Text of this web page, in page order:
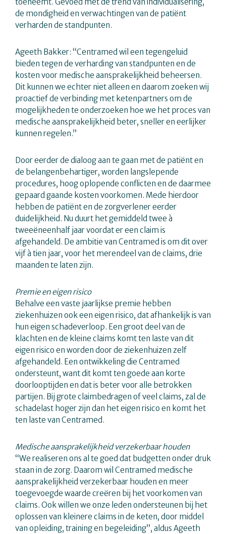
de mondigheid en verwachtingen van de patiënt
verharden de standpunten.
Ageeth Bakker: “Centramed wil een tegengeluid
bieden tegen de verharding van standpunten en de
kosten voor medische aansprakelijkheid beheersen.
Dit kunnen we echter niet alleen en daarom zoeken wij
proactief de verbinding met ketenpartners om de
mogelijkheden te onderzoeken hoe we het proces van
medische aansprakelijkheid beter, sneller en eerlijker
kunnen regelen.”
Door eerder de dialoog aan te gaan met de patiënt en
de belangenbehartiger, worden langslepende
procedures, hoog oplopende conflicten en de daarmee
gepaard gaande kosten voorkomen. Mede hierdoor
hebben de patiënt en de zorgverlener eerder
duidelijkheid. Nu duurt het gemiddeld twee à
tweeëneenhalf jaar voordat er een claim is
afgehandeld. De ambitie van Centramed is om dit over
vijf à tien jaar, voor het merendeel van de claims, drie
maanden te laten zijn.
Premie en eigen risico
Behalve een vaste jaarlijkse premie hebben
ziekenhuizen ook een eigen risico, dat afhankelijk is van
hun eigen schadeverloop. Een groot deel van de
klachten en de kleine claims komt ten laste van dit
eigen risico en worden door de ziekenhuizen zelf
afgehandeld. Een ontwikkeling die Centramed
ondersteunt, want dit komt ten goede aan korte
doorlooptijden en dat is beter voor alle betrokken
partijen. Bij grote claimbedragen of veel claims, zal de
schadelast hoger zijn dan het eigen risico en komt het
ten laste van Centramed.
Medische aansprakelijkheid verzekerbaar houden
“We realiseren ons al te goed dat budgetten onder druk
staan in de zorg. Daarom wil Centramed medische
aansprakelijkheid verzekerbaar houden en meer
toegevoegde waarde creëren bij het voorkomen van
claims. Ook willen we onze leden ondersteunen bij het
oplossen van kleinere claims in de keten, door middel
van opleiding, training en begeleiding”, aldus Ageeth